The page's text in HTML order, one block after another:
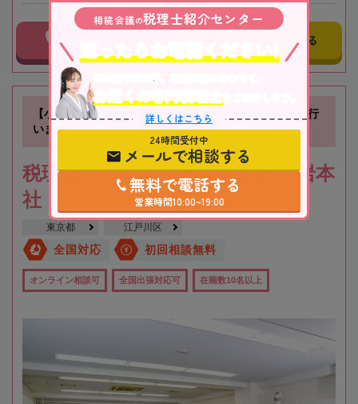
事務所に電話する 事務所にメールする
【小岩駅徒歩3分】不動産の知識を活かした相続業務を行
います
税理士法人根本税理士事務所 小岩本
社
東京都 江戸川区
全国対応 初回相談無料
オンライン相談可 全国出張対応可 在籍数10名以上
相続会議の税理士紹介センター
不動産や株式等、相続資産に合わせて、
お近くの専門税理士
をご紹介します。
詳しくはこちら
24時間受付中
メールで相談する
無料で電話する
営業時間10:00~19:00